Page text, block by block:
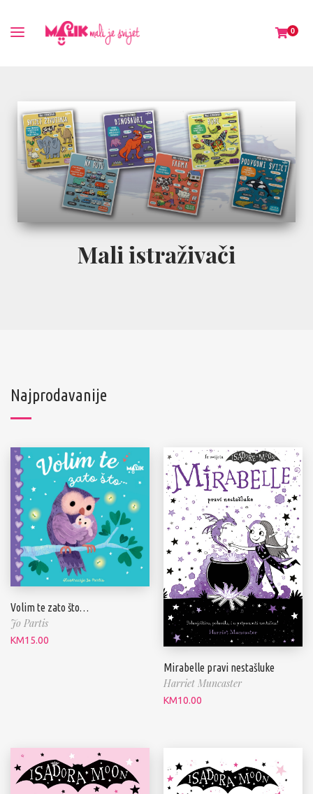
0
Najprodavanije
Volim te zato što…
Jo Partis
KM15.00
Mirabelle pravi nestašluke
Harriet Muncaster
KM10.00